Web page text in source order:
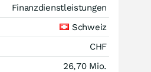
Finanzdienstleistungen
Schweiz
CHF
26,70 Mio.